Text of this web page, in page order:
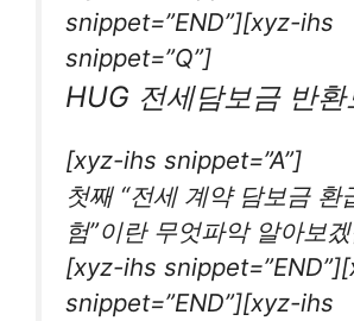
snippet=”END”][xyz-ihs
snippet=”Q”]
HUG 전세담보금 반환
[xyz-ihs snippet=”A”]
첫째 “전세 계약 담보금 환
험”이란 무엇파악 알아보
[xyz-ihs
snippet=”END”][xyz-ihs